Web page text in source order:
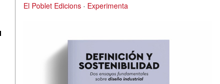
El Poblet Edicions · Experimenta